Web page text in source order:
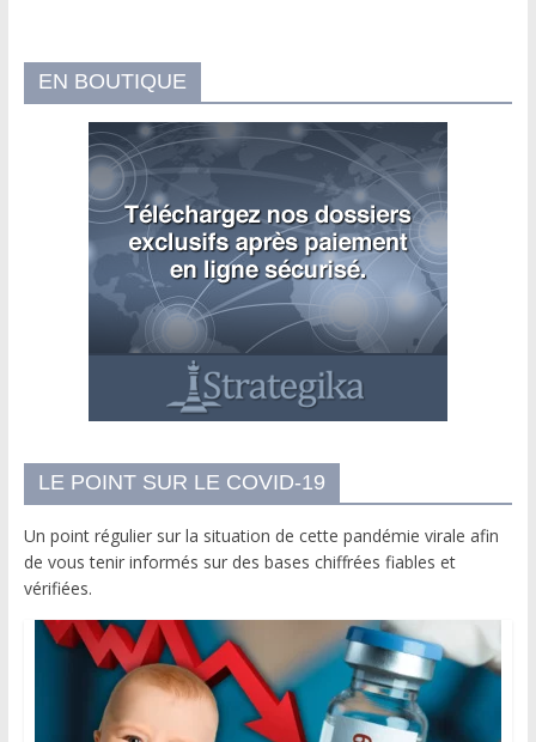
EN BOUTIQUE
LE POINT SUR LE COVID-19
Un point régulier sur la situation de cette pandémie virale afin
de vous tenir informés sur des bases chiffrées fiables et
vérifiées.